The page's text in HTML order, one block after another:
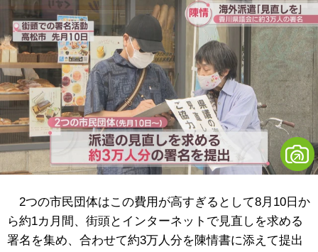
2つの市民団体はこの費用が高すぎるとして8月10日か
ら約1カ月間、街頭とインターネットで見直しを求める
署名を集め、合わせて約3万人分を陳情書に添えて提出